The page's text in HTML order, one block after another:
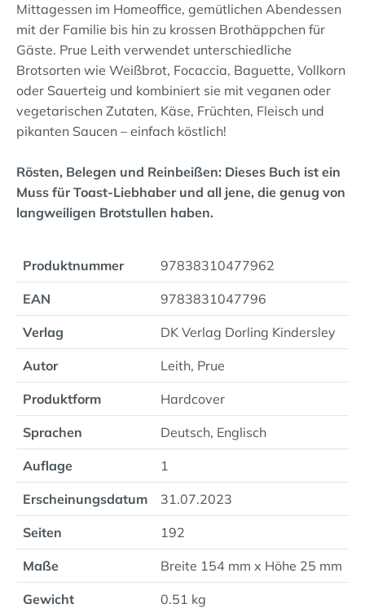
Mittagessen im Homeoffice, gemütlichen Abendessen
mit der Familie bis hin zu krossen Brothäppchen für
Gäste. Prue Leith verwendet unterschiedliche
Brotsorten wie Weißbrot, Focaccia, Baguette, Vollkorn
oder Sauerteig und kombiniert sie mit veganen oder
vegetarischen Zutaten, Käse, Früchten, Fleisch und
pikanten Saucen – einfach köstlich!
Rösten, Belegen und Reinbeißen: Dieses Buch ist ein
Muss für Toast-Liebhaber und all jene, die genug von
langweiligen Brotstullen haben.
Produktnummer 97838310477962
EAN 9783831047796
Verlag DK Verlag Dorling Kindersley
Autor Leith, Prue
Produktform Hardcover
Sprachen Deutsch, Englisch
Auflage 1
Erscheinungsdatum 31.07.2023
Seiten 192
Maße Breite 154 mm x Höhe 25 mm
Gewicht 0.51 kg